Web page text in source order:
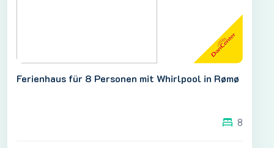
Ferienhaus für 8 Personen mit Whirlpool in Rømø
8